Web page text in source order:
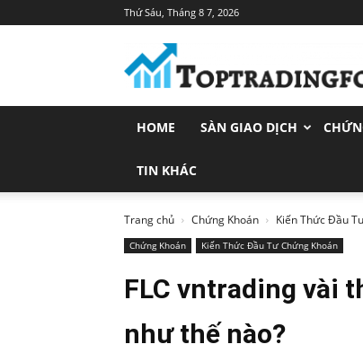
Thứ Sáu, Tháng 8 7, 2026
Trang
Tin
Tức
Đầu
HOME SÀN GIAO DỊCH
TIN KHÁC
Trang chủ Chứng Khoán Kiến Thức Đầu
Chứng Khoán Kiến Thức Đầu Tư Chứng Khoán
FLC vntrading vài
như thế nào?